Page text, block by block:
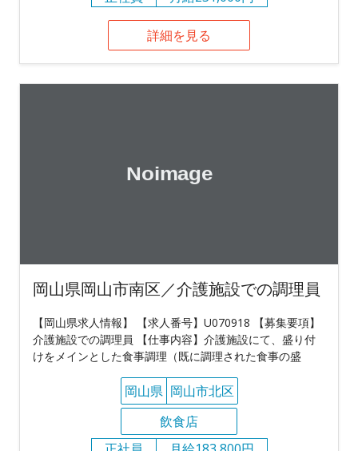
詳細を見る
岡山県岡山市南区／介護施設での調理員
【岡山県求人情報】 【求人番号】U070918 【募集要項】
介護施設での調理員 【仕事内容】介護施設にて、盛り付
けをメインとした食事調理（既に調理された食事の盛
岡山県 岡山市北区
飲食店